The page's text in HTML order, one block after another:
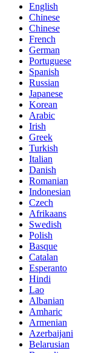
English
Chinese
Chinese
French
German
Portuguese
Spanish
Russian
Japanese
Korean
Arabic
Irish
Greek
Turkish
Italian
Danish
Romanian
Indonesian
Czech
Afrikaans
Swedish
Polish
Basque
Catalan
Esperanto
Hindi
Lao
Albanian
Amharic
Armenian
Azerbaijani
Belarusian